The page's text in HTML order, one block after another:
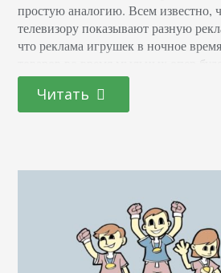
простую аналогию. Всем известно,
телевизору показывают разную
что реклама игрушек в ночное
товаров во время мыльных опер
эффект, так как целевая аудитория
знаем, что размещение рекламы в
дороже, так как…
Читать